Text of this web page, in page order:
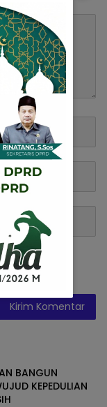
pada
BANGUN
KEPEDULIAN